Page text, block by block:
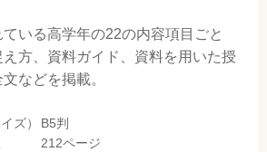
いる高学年の22の内容項目ごと
方、資料ガイド、資料を用いた授
などを掲載。
ズ）
B5判
212ページ